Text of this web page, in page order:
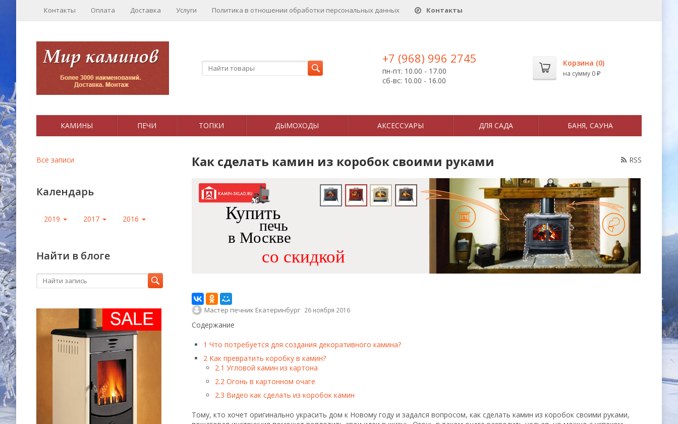
Контакты Оплата Доставка Услуги Политика в отношении обработки персональных данныx Контакты
+7 (968) 996 2745
пн-пт: 10.00 - 17.00
сб-вс: 10.00 - 16.00
Корзина (0)
на сумму 0 ₽
КАМИНЫ ПЕЧИ ТОПКИ ДЫМОХОДЫ АКСЕССУАРЫ ДЛЯ САДА БАНЯ, САУНА
Все записи
Календарь
2019 2017 2016
Найти в блоге
RSS
Как сделать камин из коробок своими руками
Купить
печь
в Москве
со скидкой
Мастер печник Екатеринбург 26 ноября 2016
Содержание
1 Что потребуется для создания декоративного камина?
2Как превратить коробку в камин?
2.1 Угловой камин из картона
2.2Огонь в картонном очаге
2.3 Видео как сделать из коробок камин
Тому, кто хочет оригинально украсить дом к Новому году и задался вопросом, как сделать камин из коробок своими руками,